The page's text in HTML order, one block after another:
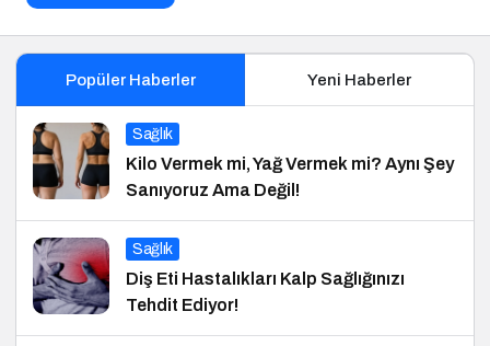
Popüler Haberler Yeni Haberler
Sağlık
Kilo Vermek mi, Yağ Vermek mi? Aynı Şey
Sanıyoruz Ama Değil!
Sağlık
Diş Eti Hastalıkları Kalp Sağlığınızı
Tehdit Ediyor!